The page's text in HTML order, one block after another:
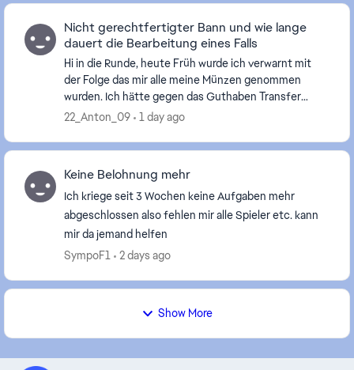
Nicht gerechtfertigter Bann und wie lange
dauert die Bearbeitung eines Falls
Hi in die Runde, heute Früh wurde ich verwarnt mit
der Folge das mir alle meine Münzen genommen
wurden. Ich hätte gegen das Guthaben Transfer
Regel verstoßen. Da ich die letzen Tage Üv Trading
22_Anton_09 1 day ago
Keine Belohnung mehr
Ich kriege seit 3 Wochen keine Aufgaben mehr
abgeschlossen also fehlen mir alle Spieler etc. kann
mir da jemand helfen
SympoF1
2 days ago
Show More